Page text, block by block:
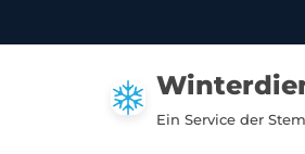
Ein Service der